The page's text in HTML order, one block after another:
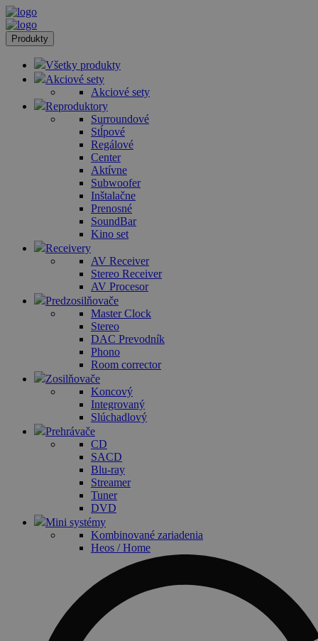
Produkty
Všetky produkty
Akciové sety
Akciové sety
Reproduktory
Surroundové
Stĺpové
Regálové
Center
Aktívne
Subwoofer
Inštalačne
Prenosné
SoundBar
Kino set
Receivery
AV Receiver
Stereo Receiver
AV Procesor
Predzosilňovače
Master Clock
Stereo
DAC Prevodník
Phono
Room corrector
Zosilňovače
Koncový
Integrovaný
Slúchadlový
Prehrávače
CD
SACD
Blu-ray
Streamer
Tuner
DVD
Mini systémy
Kombinované zariadenia
Heos / Home